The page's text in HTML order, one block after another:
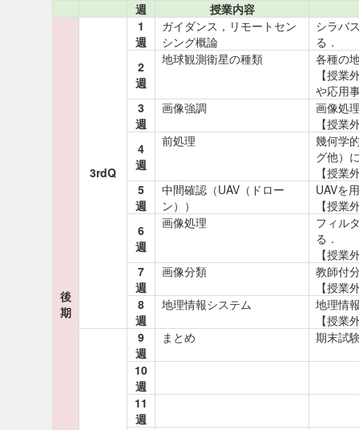
週 授業内容
後
期
3rdQ
1
週
ガイダンス，リモートセン
シング概論
シラバ
る．
2
週
地球観測衛星の種類
各種の
【授業
や応用
3
週
画像強調
画像処
【授業
4
週
前処理
幾何学
グ他）
【授業
5
週
中間確認（UAV（ドロー
ン））
UAVを
【授業
6
週
画像処理
フィル
る．
【授業
7
週
画像分類
教師付
【授業
8
週
地理情報システム
地理情
【授業
9
週
まとめ 期末試
10
週
11
週